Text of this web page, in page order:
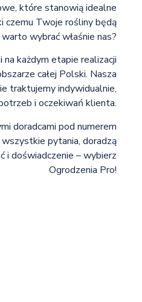
które stanowią idealne
czemu Twoje rośliny będą
wybrać właśnie nas?
każdym etapie realizacji
całej Polski. Nasza
traktujemy indywidualnie,
i oczekiwań klienta.
doradcami pod numerem
pytania, doradzą
i doświadczenie – wybierz
Ogrodzenia Pro!